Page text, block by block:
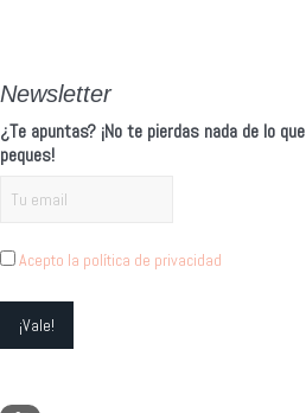
Newsletter
¿Te apuntas? ¡No te pierdas nada de lo
peques!
Acepto la política de privacidad